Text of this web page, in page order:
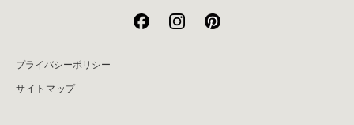
プライバシーポリシー
サイトマップ